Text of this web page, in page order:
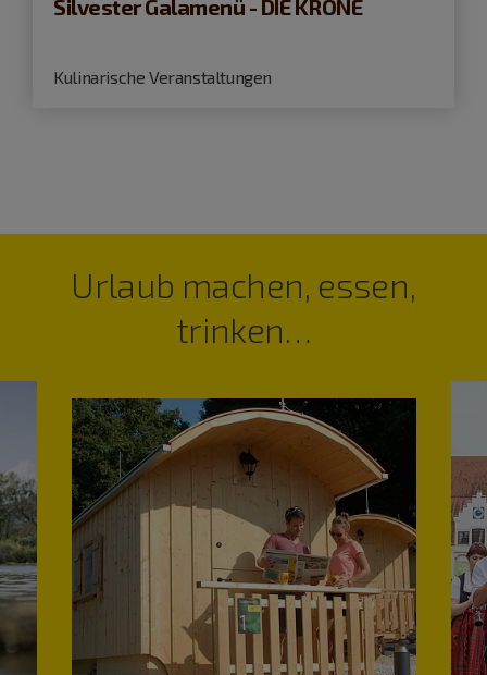
Silvester Galamenü - DIE KRONE
Kulinarische Veranstaltungen
Urlaub machen, essen,
trinken…